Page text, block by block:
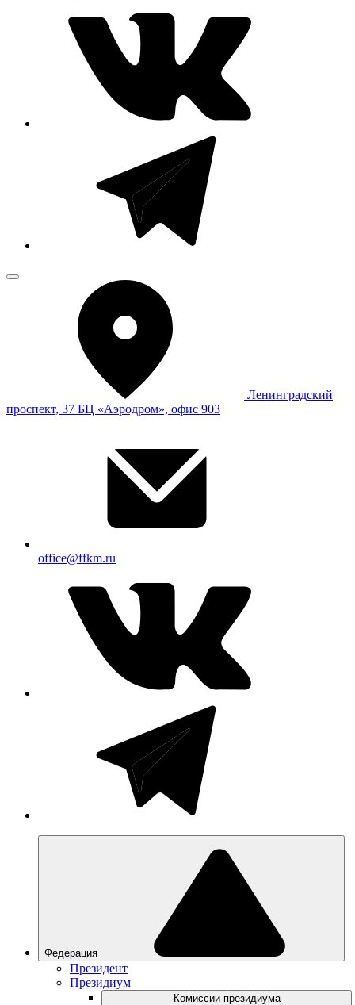
Ленинградский
проспект, 37 БЦ «Аэродром», офис 903
office@ffkm.ru
Федерация
Президент
Президиум
Комиссии президиума